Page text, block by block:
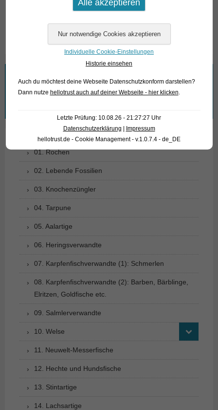
ausschließlich den Großhandel beliefern.
Wonach suchen Sie?
01. Rochen
02. Lebende Fossilien
03. Knochenzüngler
04. Tarpune
05. Aalartige
06. Heringsverwandte
07. Karpfenfischverwandte (1): Schmerlen
08. Karpfenfischverwandte (2): Barben, Bärblinge,
Elritzen, Goldfische etc.
09. Salmlerverwandte
10. Welse
11. Neuwelt-Messerfische
12. Hechte und Hundsfische
13. Stintartige
14. Lachsartige
Individuelle Cookie-Einstellungen
Historie einsehen
Auch du möchtest deine Webseite Datenschutzkonform darstellen?
Dann nutze hellotrust auch auf deiner Webseite - hier klicken.
Letzte Prüfung: 10.08.26 - 21:27:27 Uhr
Datenschutzerklärung
Impressum
hellotrust.de - Cookie Management - v.1.0.7.4 - de_DE